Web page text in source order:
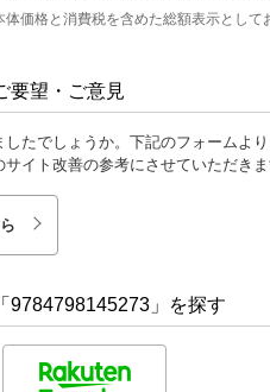
価格と消費税を含めた総額表示として
要望・ご意見
たでしょうか。下記のフォームよ
イト改善の参考にさせていただきま
9784798145273」を探す